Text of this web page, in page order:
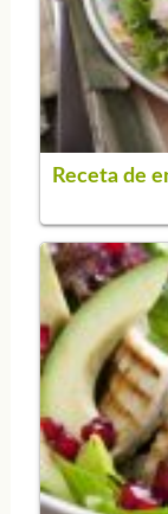
Receta de